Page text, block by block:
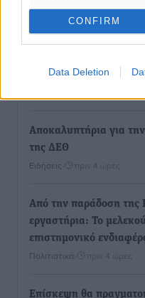
CONFIRM
Data Deletion
Καψάλης
Αποκαλυπτήρια για
της ΔΕΘ
Ειδήσεις πριν 4 ώρες
Από την παράδοση της
εργαστήρια: Το
επιστημονικό
Πολιτιστικά πριν 4 ώρες
Επίσκεψη θα